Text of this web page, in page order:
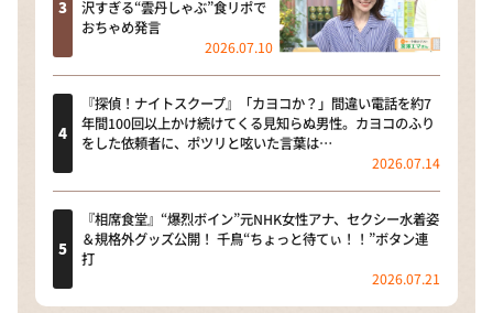
沢すぎる“雲丹しゃぶ”食リポで
おちゃめ発言
2026.07.10
『探偵！ナイトスクープ』「カヨコか？」間違い電話を約7
年間100回以上かけ続けてくる見知らぬ男性。カヨコのふり
をした依頼者に、ポツリと呟いた言葉は…
2026.07.14
『相席食堂』“爆烈ボイン”元NHK女性アナ、セクシー水着姿
＆規格外グッズ公開！ 千鳥“ちょっと待てぃ！！”ボタン連
打
2026.07.21